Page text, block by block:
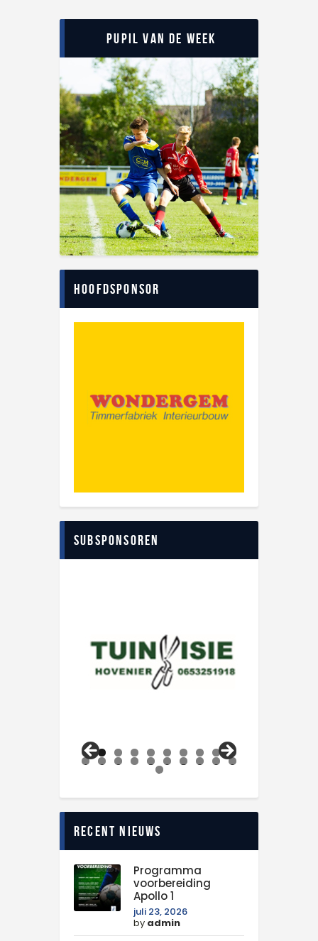
Pupil van de Week
Hoofdsponsor
Subsponsoren
0
1 2 3 4 5 6 7 8 9 0
1
Recent nieuws
Programma
voorbereiding
Apollo 1
juli 23, 2026
by admin